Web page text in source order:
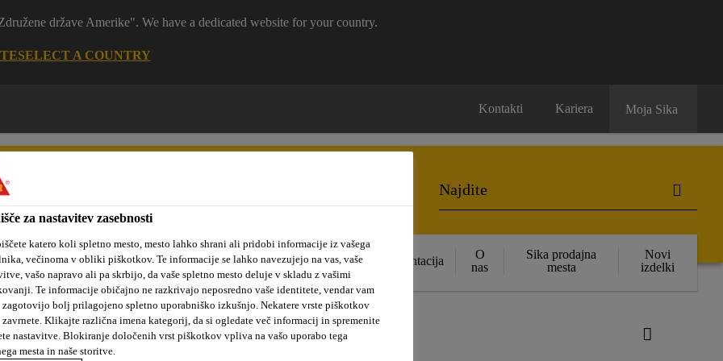
države Amerike". We have a dedicated website for your country.
SELECT A COUNTRY
Kontakti Kariera Moja Sika
Sika hidroizolacijske
rešitve
Kotiček za
arhitekte
Dokumentacija
O
nas
Sika prodajna
mesta
Novi
izdelki
na osnovi PVC Sikaplan® U-15
za nastavitev zasebnosti
katero koli spletno mesto, mesto lahko shrani ali pridobi informacije iz vašega
večinoma v obliki piškotkov. Te informacije se lahko navezujejo na vas, vaše
vašo napravo ali pa skrbijo, da vaše spletno mesto deluje v skladu z vašimi
Te informacije običajno ne razkrivajo neposredno vaše identitete, vendar vam
bolj prilagojeno spletno uporabniško izkušnjo. Nekatere vrste piškotkov
Klikajte različna imena kategorij, da si ogledate več informacij in spremenite
nastavitve. Blokiranje določenih vrst piškotkov vpliva na vašo uporabo tega
mesta in naše storitve.